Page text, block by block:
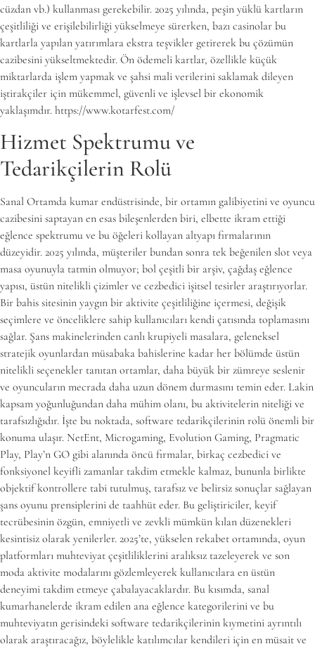
cüzdan vb.) kullanması gerekebilir. 2025 yılında, peşin yüklü kartların
çeşitliliği ve erişilebilirliği yükselmeye sürerken, bazı casinolar bu
kartlarla yapılan yatırımlara ekstra teşvikler getirerek bu çözümün
cazibesini yükseltmektedir. Ön ödemeli kartlar, özellikle küçük
miktarlarda işlem yapmak ve şahsi mali verilerini saklamak dileyen
iştirakçiler için mükemmel, güvenli ve işlevsel bir ekonomik
yaklaşımdır. https://www.kotarfest.com/
Hizmet Spektrumu ve
Tedarikçilerin Rolü
Sanal Ortamda kumar endüstrisinde, bir ortamın galibiyetini ve oyuncu
cazibesini saptayan en esas bileşenlerden biri, elbette ikram ettiği
eğlence spektrumu ve bu öğeleri kollayan altyapı firmalarının
düzeyidir. 2025 yılında, müşteriler bundan sonra tek beğenilen slot veya
masa oyunuyla tatmin olmuyor; bol çeşitli bir arşiv, çağdaş eğlence
yapısı, üstün nitelikli çizimler ve cezbedici işitsel tesirler araştırıyorlar.
Bir bahis sitesinin yaygın bir aktivite çeşitliliğine içermesi, değişik
seçimlere ve önceliklere sahip kullanıcıları kendi çatısında toplamasını
sağlar. Şans makinelerinden canlı krupiyeli masalara, geleneksel
stratejik oyunlardan müsabaka bahislerine kadar her bölümde üstün
nitelikli seçenekler tanıtan ortamlar, daha büyük bir zümreye seslenir
ve oyuncuların mecrada daha uzun dönem durmasını temin eder. Lakin
kapsam yoğunluğundan daha mühim olanı, bu aktivitelerin niteliği ve
tarafsızlığıdır. İşte bu noktada, software tedarikçilerinin rolü önemli bir
konuma ulaşır. NetEnt, Microgaming, Evolution Gaming, Pragmatic
Play, Play’n GO gibi alanında öncü firmalar, birkaç cezbedici ve
fonksiyonel keyifli zamanlar takdim etmekle kalmaz, bununla birlikte
objektif kontrollere tabi tutulmuş, tarafsız ve belirsiz sonuçlar sağlayan
şans oyunu prensiplerini de taahhüt eder. Bu geliştiriciler, keyif
tecrübesinin özgün, emniyetli ve zevkli mümkün kılan düzenekleri
kesintisiz olarak yenilerler. 2025’te, yükselen rekabet ortamında, oyun
platformları muhteviyat çeşitliliklerini aralıksız tazeleyerek ve son
moda aktivite modalarını gözlemleyerek kullanıcılara en üstün
deneyimi takdim etmeye çabalayacaklardır. Bu kısımda, sanal
kumarhanelerde ikram edilen ana eğlence kategorilerini ve bu
muhteviyatın gerisindeki software tedarikçilerinin kıymetini ayrıntılı
olarak araştıracağız, böylelikle katılımcılar kendileri için en müsait ve